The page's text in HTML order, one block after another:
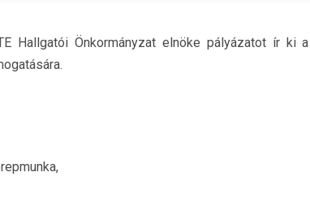
Hallgatói Önkormányzat elnöke pályázatot ír ki a